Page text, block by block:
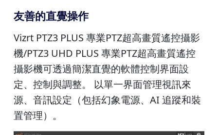
友善的直覺操作
Vizrt PTZ3 PLUS 專業PTZ超高畫質遙控攝影
機/PTZ3 UHD PLUS 專業PTZ超高畫質遙控
攝影機可透過簡潔直覺的軟體控制界面設
定、控制與調整。 以單一界面管理視訊來
源、音訊設定（包括幻象電源、AI 追蹤和裝
置管理）。